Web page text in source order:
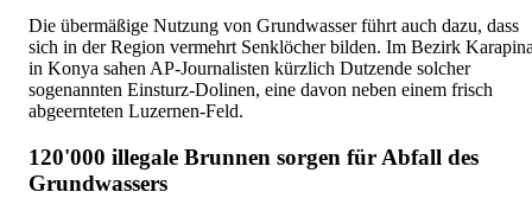
Die übermäßige Nutzung von Grundwasser führt auch dazu, dass
sich in der Region vermehrt Senklöcher bilden. Im Bezirk
in Konya sahen AP-Journalisten kürzlich Dutzende solcher
sogenannten Einsturz-Dolinen, eine davon neben einem frisch
abgeernteten Luzernen-Feld.
120'000 illegale Brunnen sorgen für Abfall des
Grundwassers